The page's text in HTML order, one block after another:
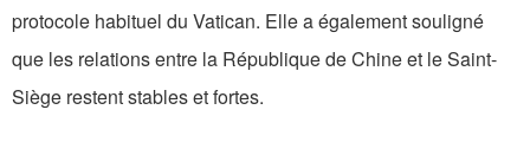
protocole habituel du Vatican. Elle a également souligné
que les relations entre la République de Chine et le Saint-
Siège restent stables et fortes.